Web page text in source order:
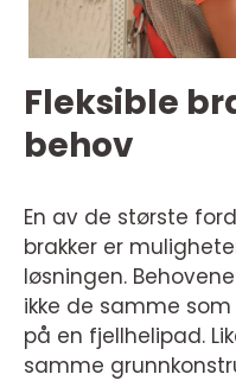
Fleksible
behov
En av de største
brakker er
løsningen.
ikke de samme
på en fjellhelipad.
samme